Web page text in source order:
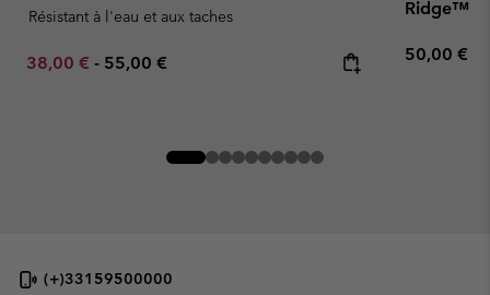
Résistant à l'eau et aux taches
Minimum sale price:
38,00 € - Maximum price:
55,00 €
Ridge™
Regular
50,00 €
(+)33159500000